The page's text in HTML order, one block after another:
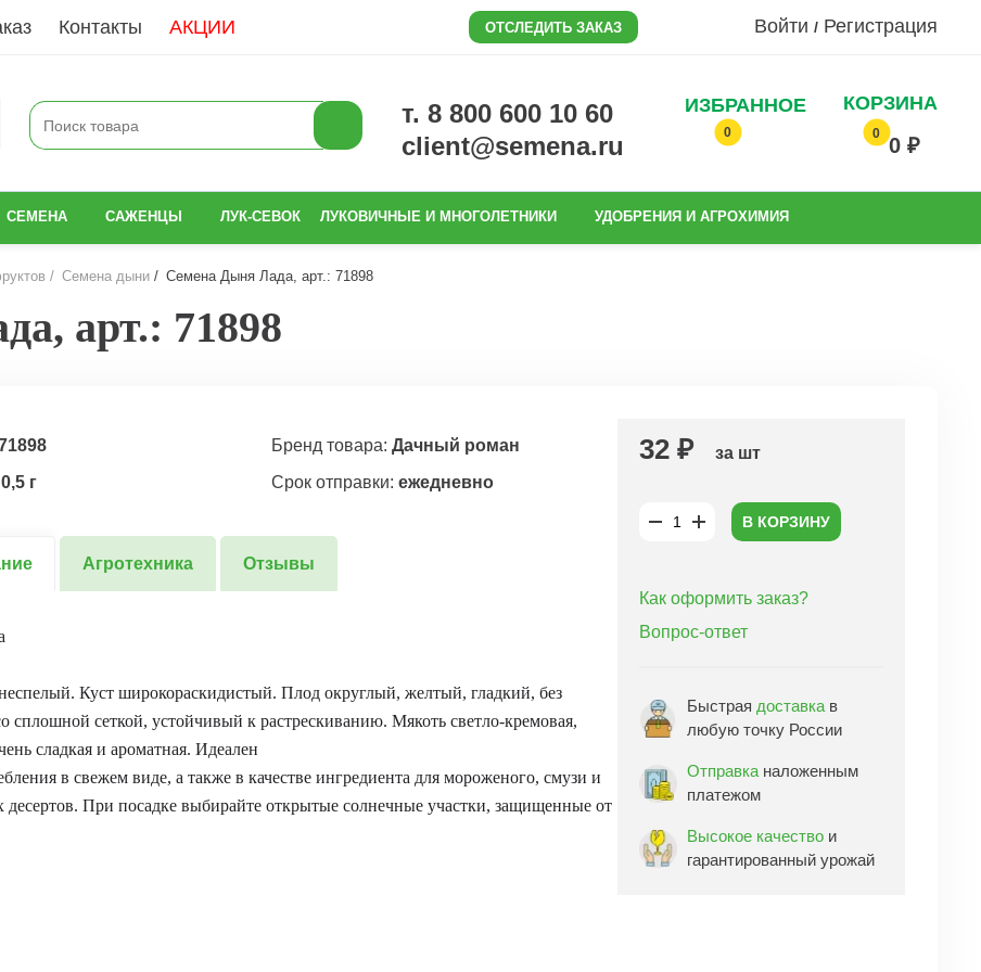
Контакты АКЦИИ ОТСЛЕДИТЬ ЗАКАЗ Войти / Регистрация
т. 8 800 600 10 60
client@semena.ru
ИЗБРАННОЕ
0
КОРЗИНА
0
0 ₽
СЕМЕНА САЖЕНЦЫ ЛУК-СЕВОК ЛУКОВИЧНЫЕ И МНОГОЛЕТНИКИ УДОБРЕНИЯ И АГРОХИМИЯ
Семена дыни Семена Дыня Лада, арт.: 71898
арт.: 71898
Бренд товара: Дачный роман
0,5 г Срок отправки: ежедневно
Агротехника Отзывы
Куст широкораскидистый. Плод округлый, желтый, гладкий, без
сплошной сеткой, устойчивый к растрескиванию. Мякоть светло-кремовая,
сладкая и ароматная. Идеален
в свежем виде, а также в качестве ингредиента для мороженого, смузи и
десертов. При посадке выбирайте открытые солнечные участки, защищенные от
32 ₽ за шт
В КОРЗИНУ
Как оформить заказ?
Вопрос-ответ
Быстрая доставка в
любую точку России
Отправка наложенным
платежом
Высокое качество и
гарантированный урожай